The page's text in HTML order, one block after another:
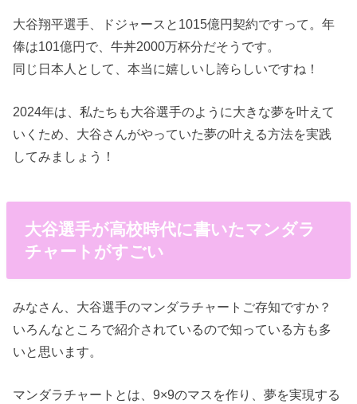
大谷翔平選手、ドジャースと1015億円契約ですって。年
俸は101億円で、牛丼2000万杯分だそうです。
同じ日本人として、本当に嬉しいし誇らしいですね！
2024年は、私たちも大谷選手のように大きな夢を叶えて
いくため、大谷さんがやっていた夢の叶える方法を実践
してみましょう！
大谷選手が高校時代に書いたマンダラ
チャートがすごい
みなさん、大谷選手のマンダラチャートご存知ですか？
いろんなところで紹介されているので知っている方も多
いと思います。
マンダラチャートとは、9×9のマスを作り、夢を実現する